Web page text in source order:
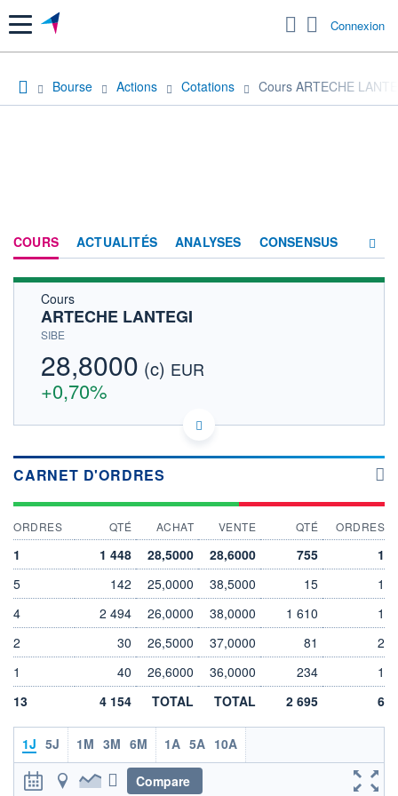
Menu Connexion
Bourse Actions Cotations Cours ARTECHE
COURS ACTUALITÉS ANALYSES CONSENSUS
ACTIONNAIRES
Cours
ARTECHE LANTEGI
SIBE
28,8000 (c) EUR
+0,70%
ES0105521001 ART
Cotation sur les autres places
11h51 14h42
CLÔTURE VEILLE
28,6000
+ HAUT + BAS
28,5000
VOLUME
21 543
CAPITAL ÉCHANGÉ
0,04%
VALORISATION
1 673 MEUR
DERNIER ÉCHANGE
CARNET D'ORDRES
ORDRES QTÉ ACHAT VENTE QTÉ ORDRES
1 1 448 28,5000 28,6000 755
1
5
142 25,0000 38,5000 15
1
4
2 494 26,0000 38,0000 1 610
1
2
30 26,5000 37,0000 81
2
1
40 26,6000 36,0000 234
1
13
4 154 TOTAL TOTAL 2 695 6
1J 5J 1M 3M 6M 1A 5A 10A
Compare